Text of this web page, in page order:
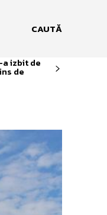
CAUTĂ
izbit de
de